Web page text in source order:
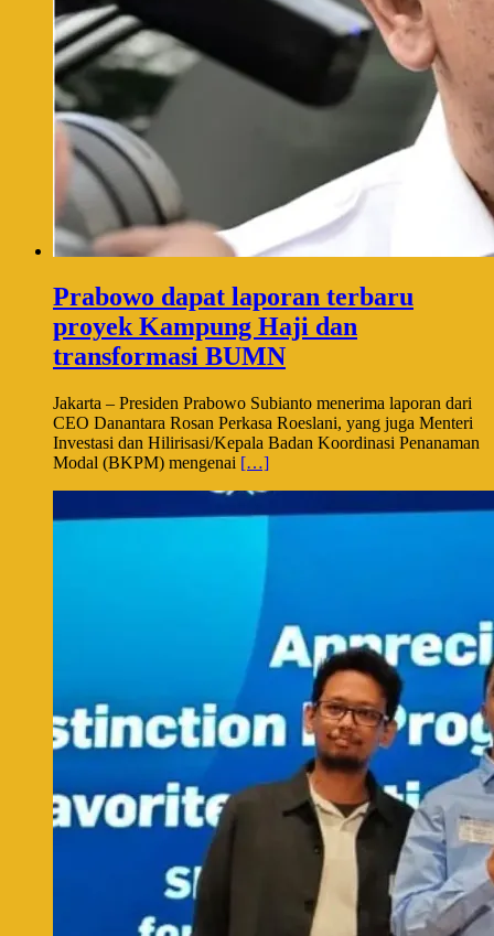
Prabowo dapat laporan terbaru
proyek Kampung Haji dan
transformasi BUMN
Jakarta – Presiden Prabowo Subianto menerima laporan dari
CEO Danantara Rosan Perkasa Roeslani, yang juga Menteri
Investasi dan Hilirisasi/Kepala Badan Koordinasi Penanaman
Modal (BKPM) mengenai […]